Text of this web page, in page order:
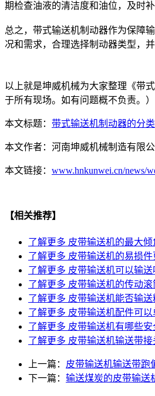
期检查油液的清洁度和油位，及时
总之，带式输送机制动器作为保障
况和需求，合理选择制动器类型，
以上就是坤威机械为大家整理《带
于所有现场。如有问题概不负责。
本文标题： 带式输送机制动器的分类
本文作者： 河南坤威机械制造有限
本文链接： www.hnkunwei.cn/news/
【相关推荐】
了解更多 皮带输送机的最大倾
了解更多 皮带输送机的易损件
了解更多 皮带输送机可以输
了解更多 皮带输送机的传动
了解更多 皮带输送机能否输
了解更多 皮带输送机配件可
了解更多 皮带输送机有哪些
了解更多 皮带输送机输送带
上一篇： 皮带输送机输送带跑
下一篇： 输送煤炭的皮带输送